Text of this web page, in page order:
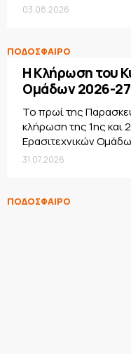
03.08.2026
ΠΟΔΟΣΦΑΙΡΟ
Η Κλήρωση του
Ομάδων 2026-27
Το πρωί της
κλήρωση της 1ης και
Ερασιτεχνικών
31.07.2026
ΠΟΔΟΣΦΑΙΡΟ